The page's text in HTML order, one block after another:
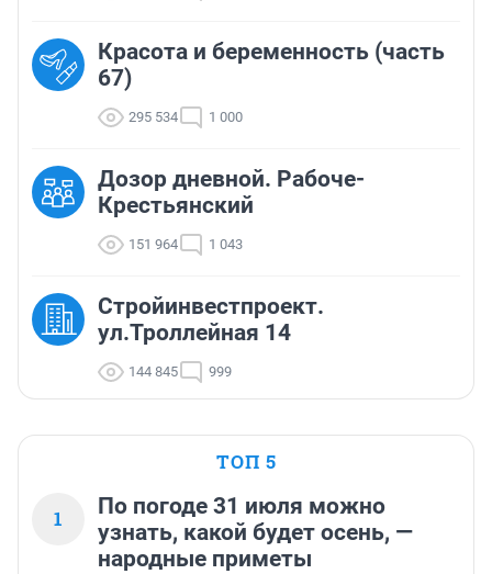
Красота и беременность (часть
67)
295 534 1 000
Дозор дневной. Рабоче-
Крестьянский
151 964 1 043
Стройинвестпроект.
ул.Троллейная 14
144 845 999
ТОП 5
1
По погоде 31 июля можно
узнать, какой будет осень, —
народные приметы